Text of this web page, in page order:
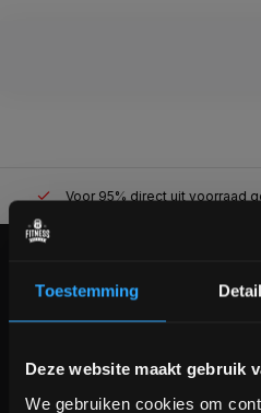
Toestemming
Deze website maakt gebruik
We gebruiken cookies om
Voor 95% direct uit voorraad
info@fitnesskoerier.nl
Bam! 5% korting